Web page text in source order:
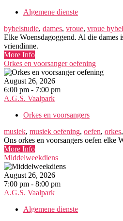
Algemene dienste
bybelstudie, dames, vroue, vroue
Elke Woensdagoggend. Al die dames
vriendinne.
More Info
Orkes en voorsanger oefening
August 26, 2026
6:00 pm - 7:00 pm
A.G.S. Vaalpark
Orkes en voorsangers
musiek, musiek oefening, oefen, orkes,
Ons orkes en voorsangers oefen elke
More Info
Middelweekdiens
August 26, 2026
7:00 pm - 8:00 pm
A.G.S. Vaalpark
Algemene dienste